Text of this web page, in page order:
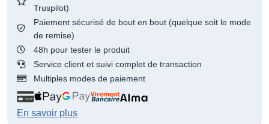
Truspilot)
Paiement sécurisé de bout en bout (quelque soit le mode
de remise)
48h pour tester le produit
Service client et suivi complet de transaction
Multiples modes de paiement
En savoir plus